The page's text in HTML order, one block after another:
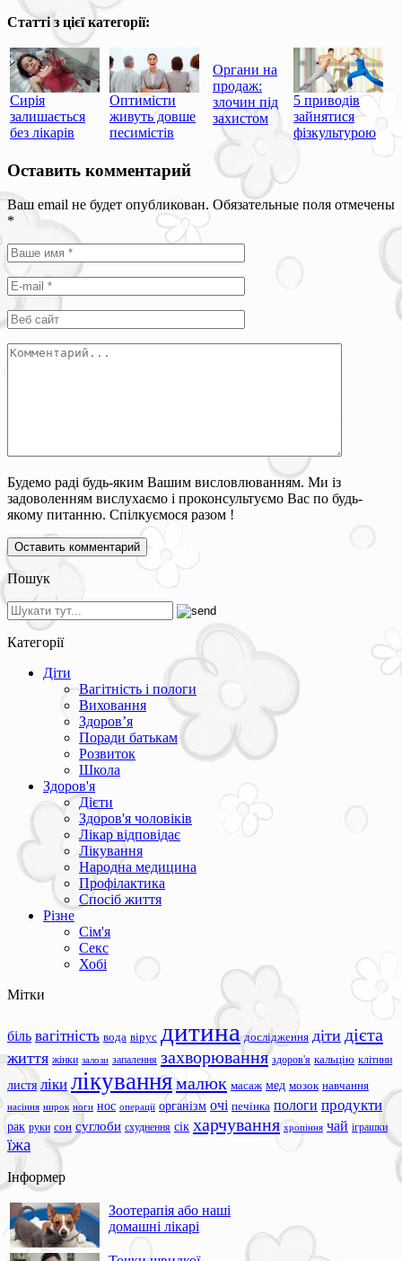
Статті з цієї категорії:
Сирія
залишається
без лікарів
Оптимісти
живуть довше
песимістів
Органи на
продаж:
злочин під
захистом
5 приводів
зайнятися
фізкультурою
Оставить комментарий
Ваш email не будет опубликован. Обязательные поля отмечены
*
Будемо раді будь-яким Вашим висловлюванням. Ми із
задоволенням вислухаємо і проконсультуємо Вас по будь-
якому питанню. Спілкуємося разом !
Пошук
Категорії
Діти
Вагітність і пологи
Виховання
Здоров’я
Поради батькам
Розвиток
Школа
Здоров'я
Дієти
Здоров'я чоловіків
Лікар відповідає
Лікування
Народна медицина
Профілактика
Спосіб життя
Різне
Сім'я
Секс
Хобі
Мітки
біль вагітність вода вірус дитина дослідження діти дієта
життя жінки залози запалення захворювання здоров'я кальцію клітини
листя ліки лікуваннямалюк масаж мед мозок навчання
насіння нирок ноги нос операції організм очі печінка пологи продукти
рак руки сон суглоби схуднення сік харчування хропіння чай іграшки
їжа
Інформер
Зоотерапія або наші
домашні лікарі